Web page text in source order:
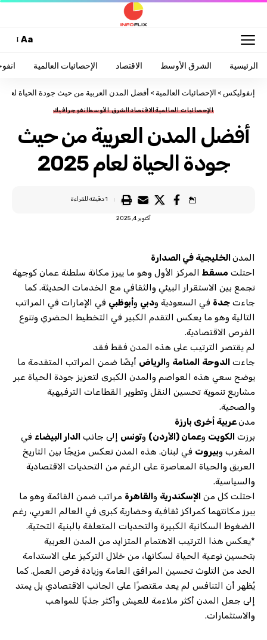
Aa
الرئيسية الشرق الأوسط الاقتصاد الإحصائيات العالمية
إنفوليكس > الإحصائيات العالمية > أفضل المدن العربية من حيث جودة الحياة لعام 2025
الإحصائيات العالميةالاقتصادالشرق الأوسطانفوجرافيك
أفضل المدن العربية من حيث
جودة الحياة لعام 2025
أكتوبر 4, 2025
1 دقيقة للقراءة
المدن الخليجية في الصدارة
احتلت مسقط المركز الأول وهو ما يبرز مكانة سلطنة عمان كوجهة
تجمع بين الاستقرار البيئي والثقافي مع الخدمات الحديثة. كما
جاءت جدة في السعودية ودبي وأبوظبي في الإمارات في المراتب
التالية وهو ما يعكس التقدم الكبير في التخطيط الحضري وتنوع
الفرص الاقتصادية.
لم يقتصر الترتيب على هذه المدن فقط فقد
جاءت الدوحة المنامة والرياض أيضًا ضمن المراتب المتقدمة ما
يوضح سعي هذه العواصم والمدن الكبرى لتعزيز جودة الحياة عبر
مشاريع تنموية تحسين النقل وتطوير القطاعات الترفيهية
والصحية.
مدنعربية أخرى بارزة
برزت الكويت وعمان (الأردن) وتونس إلى جانب الدار البيضاء في
المغرب وبيروت في لبنان. هذه المدن تعكس مزيجًا بين التاريخ
العريق والحياة المعاصرة على الرغم من التحديات الاقتصادية
والسياسية.
احتلت كل من الإسكندرية والقاهرة مراتب ضمن القائمة وهو ما
يبرز مكانتهما كمراكز ثقافية وحضارية كبرى في العالم العربي، رغم
الضغوط السكانية الكبيرة والتحديات المتعلقة بالبنية التحتية.
*يعكس هذا الترتيب الاهتمام المتزايد من المدن العربية
بتحسين نوعية الحياة لسكانها، من خلال التركيز على الاستدامة
الحد من التلوث تحسين المرافق العامة وزيادة فرص العمل. كما
يُظهر أن التنافس لم يعد مقتصرًا على الجانب الاقتصادي بل يمتد
إلى جعل المدن أكثر ملاءمة للعيش وأكثر جذبًا للمواهب
والاستثمارات.